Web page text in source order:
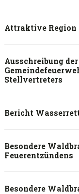
Attraktive
Ausschreibung
Stellvertreters
Bericht
Besondere
Feuerentzündens
Besondere